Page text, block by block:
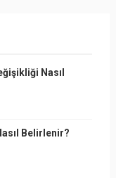
Nasıl
Belirlenir?